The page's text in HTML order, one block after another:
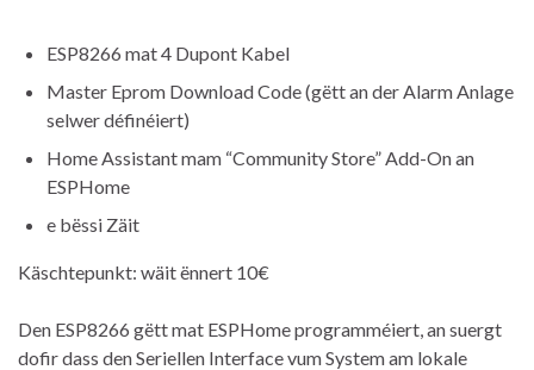
ESP8266 mat 4 Dupont Kabel
Master Eprom Download Code (gëtt an der Alarm Anlage
selwer définéiert)
Home Assistant mam “Community Store” Add-On an
ESPHome
e bëssi Zäit
Käschtepunkt: wäit ënnert 10€
Den ESP8266 gëtt mat ESPHome programméiert, an suergt
dofir dass den Seriellen Interface vum System am lokale